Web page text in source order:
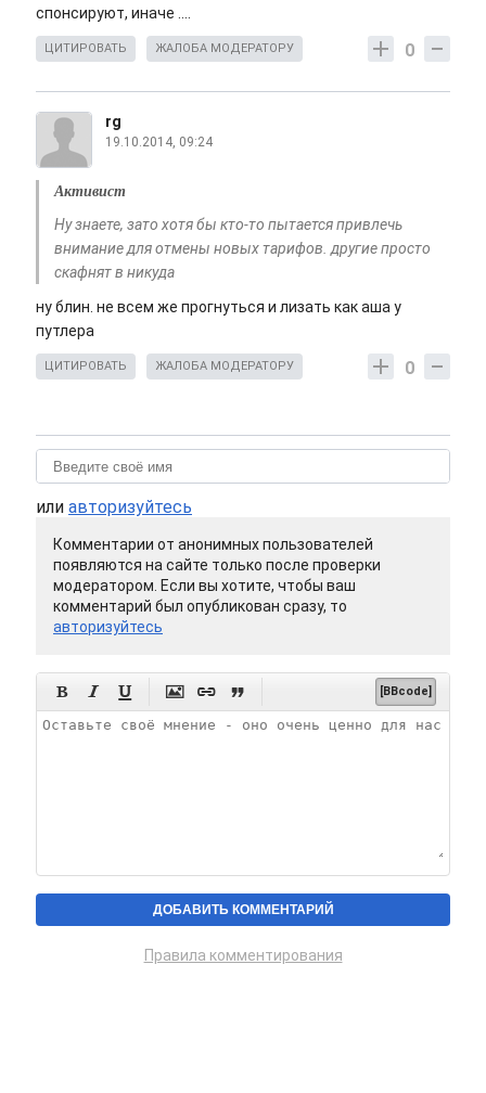
спонсируют, иначе ....
0
ЦИТИРОВАТЬ ЖАЛОБА МОДЕРАТОРУ
rg
19.10.2014, 09:24
Активист
Ну знаете, зато хотя бы кто-то пытается привлечь
внимание для отмены новых тарифов. другие просто
скафнят в никуда
ну блин. не всем же прогнуться и лизать как аша у
путлера
0
ЦИТИРОВАТЬ ЖАЛОБА МОДЕРАТОРУ
или авторизуйтесь
Комментарии от анонимных пользователей
появляются на сайте только после проверки
модератором. Если вы хотите, чтобы ваш
комментарий был опубликован сразу, то
авторизуйтесь
      [BBcode]
Правила комментирования